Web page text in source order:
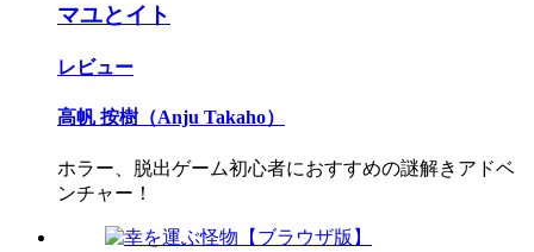
マユとイト
レビュー
高帆 按樹（Anju Takaho）
ホラー、脱出ゲーム初心者におすすめの謎解きアドベ
ンチャー！